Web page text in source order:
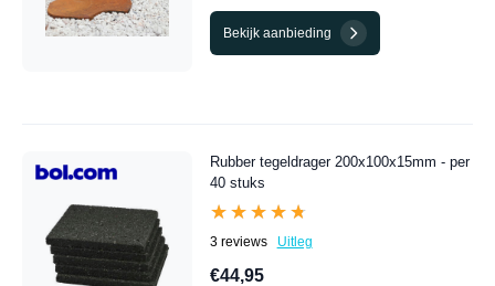
Bekijk aanbieding
Rubber tegeldrager 200x100x15mm - per
40 stuks
★★★★★
★★★★★
3 reviews Uitleg
€44,95